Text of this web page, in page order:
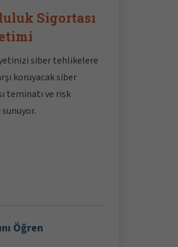
Sigortası
siber tehlikelere
koruyacak siber
teminatı ve risk
Öğren